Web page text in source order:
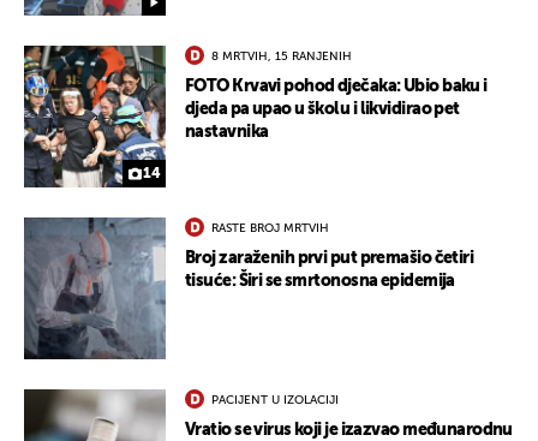
14
8 MRTVIH, 15 RANJENIH
FOTO Krvavi pohod dječaka: Ubio baku i
djeda pa upao u školu i likvidirao pet
nastavnika
RASTE BROJ MRTVIH
Broj zaraženih prvi put premašio četiri
tisuće: Širi se smrtonosna epidemija
PACIJENT U IZOLACIJI
Vratio se virus koji je izazvao međunarodnu